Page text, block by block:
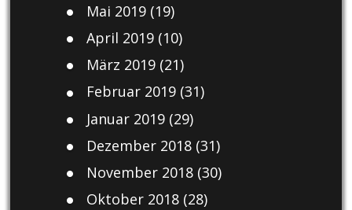
Mai 2019(19)
April 2019(10)
März 2019(21)
Februar 2019(31)
Januar 2019(29)
Dezember 2018(31)
November 2018(30)
Oktober 2018(28)